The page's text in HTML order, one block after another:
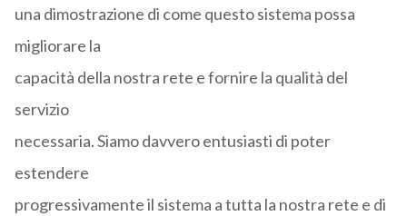
una dimostrazione di come questo sistema possa
migliorare la
capacità della nostra rete e fornire la qualità del
servizio
necessaria. Siamo davvero entusiasti di poter
estendere
progressivamente il sistema a tutta la nostra rete e di